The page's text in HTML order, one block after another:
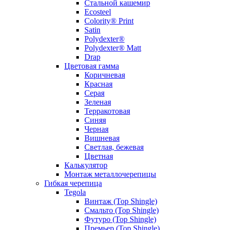
Стальной кашемир
Ecosteel
Colority® Print
Satin
Polydexter®
Polydexter® Matt
Drap
Цветовая гамма
Коричневая
Красная
Серая
Зеленая
Терракотовая
Синяя
Черная
Вишневая
Светлая, бежевая
Цветная
Калькулятор
Монтаж металлочерепицы
Гибкая черепица
Tegola
Винтаж (Top Shingle)
Смальто (Top Shingle)
Футуро (Top Shingle)